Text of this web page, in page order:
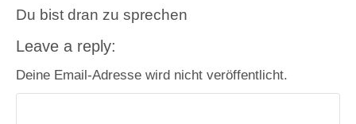
Du bist dran zu sprechen
Leave a reply:
Deine Email-Adresse wird nicht veröffentlicht.